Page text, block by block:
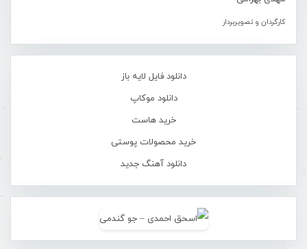
کارگردان و تصویربردار
دانلود فایل لایه باز
دانلود موکاپ
خرید هاست
خرید محصولات پوستی
دانلود آهنگ جدید